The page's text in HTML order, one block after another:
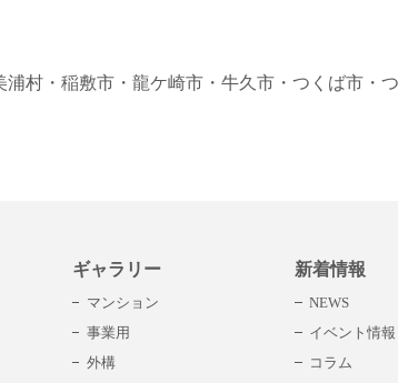
浦村 ・稲敷市 ・龍ケ崎市 ・牛久市 ・つくば市 ・
ギャラリー
マンション
事業用
外構
新着情報
NEWS
イベント情報
コラム